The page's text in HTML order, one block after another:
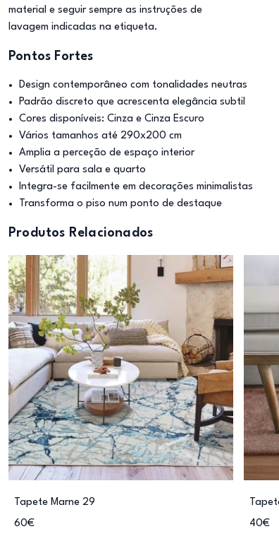
material e seguir sempre as instruções de
lavagem indicadas na etiqueta.
Pontos Fortes
Design contemporâneo com tonalidades neutras
Padrão discreto que acrescenta elegância subtil
Cores disponíveis: Cinza e Cinza Escuro
Vários tamanhos até 290x200 cm
Amplia a perceção de espaço interior
Versátil para sala e quarto
Integra-se facilmente em decorações minimalistas
Transforma o piso num ponto de destaque
Produtos Relacionados
Tapete Marne 29
60€
40€